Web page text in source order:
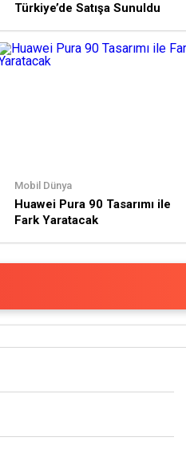
Türkiye’de Satışa Sunuldu
Mobil Dünya
Huawei Pura 90 Tasarımı ile
Fark Yaratacak